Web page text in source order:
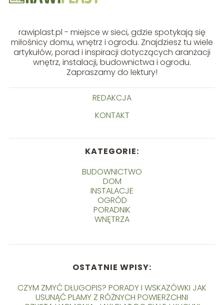
rawiplast.pl - miejsce w sieci, gdzie spotykają się
miłośnicy domu, wnętrz i ogrodu. Znajdziesz tu wiele
artykułów, porad i inspiracji dotyczących aranżacji
wnętrz, instalacji, budownictwa i ogrodu.
Zapraszamy do lektury!
REDAKCJA
KONTAKT
KATEGORIE:
BUDOWNICTWO
DOM
INSTALACJE
OGRÓD
PORADNIK
WNĘTRZA
OSTATNIE WPISY:
CZYM ZMYĆ DŁUGOPIS? PORADY I WSKAZÓWKI JAK
USUNĄĆ PLAMY Z RÓŻNYCH POWIERZCHNI